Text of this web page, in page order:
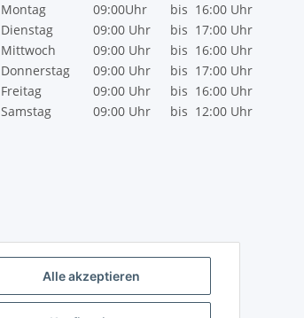
Alle akzeptieren
Montag 09:00Uhr bis 16:00 Uhr
Dienstag
09:00 Uhr bis 17:00 Uhr
Mittwoch
09:00 Uhr bis 16:00 Uhr
Donnerstag
09:00 Uhr bis 17:00 Uhr
Freitag
09:00 Uhr bis 16:00 Uhr
Samstag
09:00 Uhr bis 12:00 Uhr